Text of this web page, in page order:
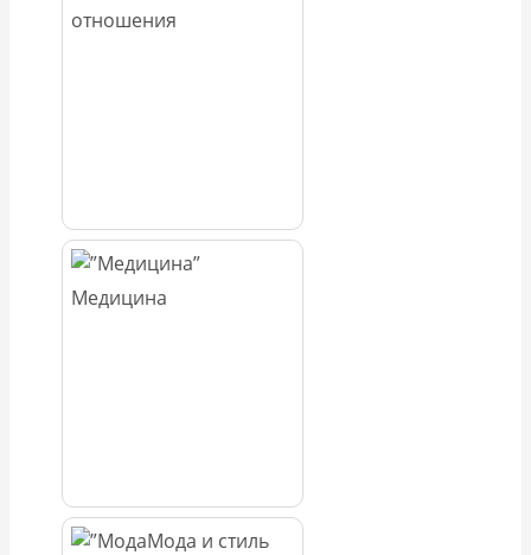
отношения
Медицина
Мода и стиль